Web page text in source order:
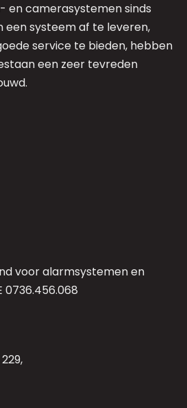
en camerasystemen sinds
een systeem af te leveren,
service te bieden, hebben
een zeer tevreden
voor alarmsystemen en